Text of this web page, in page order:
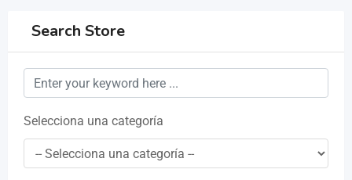
Search Store
Selecciona una categoría